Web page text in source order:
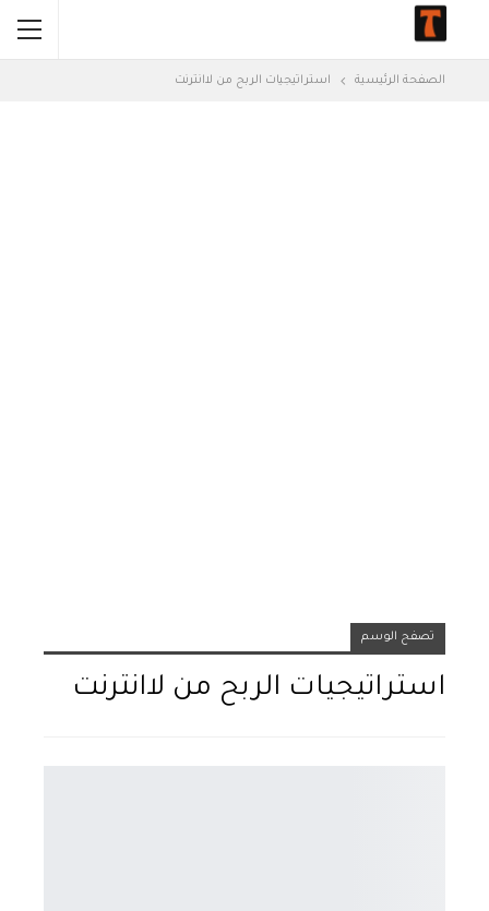
الصفحة الرئيسية استراتيجيات الربح من لاانترنت
تصفح الوسم
استراتيجيات الربح من لاانترنت